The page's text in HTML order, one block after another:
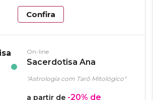
Confira
On-line
Sacerdotisa Ana
"Astrologia com Tarô Mitológico"
a partir de -20% de